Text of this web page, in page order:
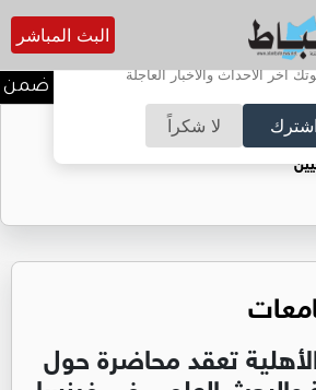
في تفعيل الإشعارات؟
آخر الأحداث والأخبار العاجلة
اشترك لا شكراً
البث المباشر
ندوة تعاين التراث الأردني ضمن
حين يتحول الغاز إلى فرص عمل
تعقد محاضرة حول